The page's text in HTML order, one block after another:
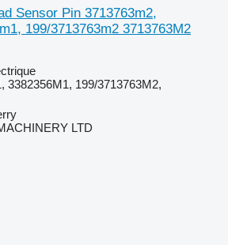
Sensor Pin 3713763m2,
199/3713763m2 3713763M2
3382356M1, 199/3713763M2,
LTD